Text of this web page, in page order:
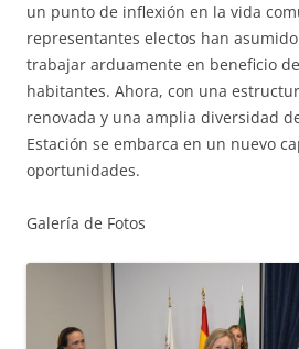
un punto de inflexión en la vida
representantes electos han
trabajar arduamente en beneficio
habitantes. Ahora, con una
renovada y una amplia diversidad
Estación se embarca en un nuevo
oportunidades.
Galería de Fotos